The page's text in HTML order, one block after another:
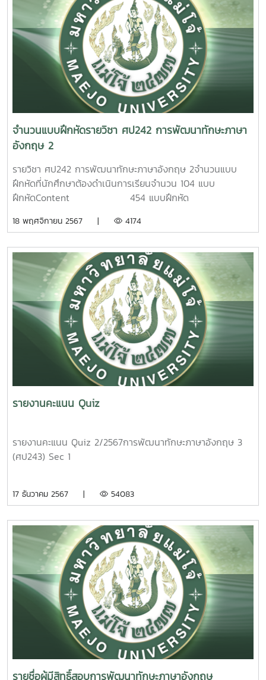
จำนวนแบบฝึกหัดรายวิชา ศป242 การพัฒนาทักษะภาษา
อังกฤษ 2
รายวิชา ศป242 การพัฒนาทักษะภาษาอังกฤษ 2จำนวนแบบ
ฝึกหัดที่นักศึกษาต้องดำเนินการเรียนจำนวน 104 แบบ
ฝึกหัดContent 454 แบบฝึกหัด
694 แบบฝึกหัด
18 พฤศจิกายน 2567 | 4174
รายงานคะแนน Quiz
รายงานคะแนน Quiz 2/2567การพัฒนาทักษะภาษาอังกฤษ 3
(ศป243) Sec 1
17 ธันวาคม 2567 | 54083
รายชื่อผู้มีสิทธิ์สอบการพัฒนาทักษะภาษาอังกฤษ